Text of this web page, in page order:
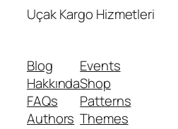
Uçak Kargo Hizmetleri
Blog
Hakkında
FAQs
Authors
Events
Shop
Patterns
Themes